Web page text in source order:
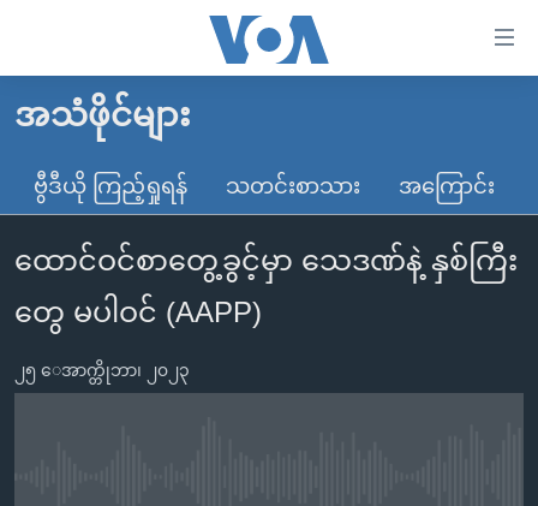
လွယ်ကူ
သည့်
များ
ပင်မ
သို့
မူလစာမျက်နှာ
မြန်မာ
ကမ္ဘာ့သတင်းများ
နိုင်ငံတကာ
အမေရိကန်
အစ္စရေး-ပါလက်စတိုင်း
ဗွီဒီယို
သတင်းလွတ်လပ်ခွင့်
အင်္ဂလိပ်စာလေ့လာမယ်
အသံဖိုင်များ
ဗွီဒီယို ကြည့်ရှုရန် သတင်းစာသား အကြောင်း
ထောင်ဝင်စာတွေ့ခွင့်မှာ သေဒဏ်နဲ့ နှစ်ကြီး
တွေ မပါဝင် (AAPP)
၂၅ ေအာက္တိုဘာ၊ ၂၀၂၃